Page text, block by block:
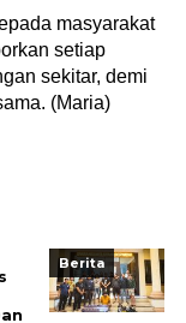
masyarakat
setiap
sekitar, demi
(Maria)
Berita